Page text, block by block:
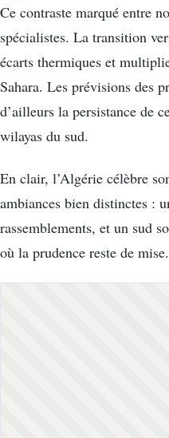
Ce contraste marqué entre
spécialistes. La transition
écarts thermiques et
Sahara. Les prévisions des
d’ailleurs la persistance de
wilayas du sud.
En clair, l’Algérie célèbre
ambiances bien distinctes :
rassemblements, et un sud
où la prudence reste de mise.